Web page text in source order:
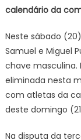
calendário da
Neste sábado
Samuel e Miguel
chave masculina.
eliminada nesta
com atletas da
deste domingo
Na disputa da